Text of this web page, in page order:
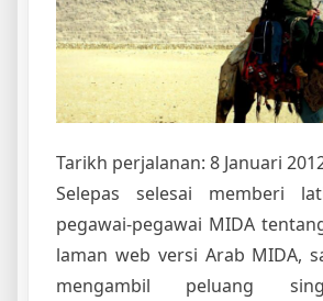
Tarikh perjalanan: 8 Januari
Selepas selesai memberi
pegawai-pegawai MIDA
laman web versi Arab MIDA,
mengambil peluang